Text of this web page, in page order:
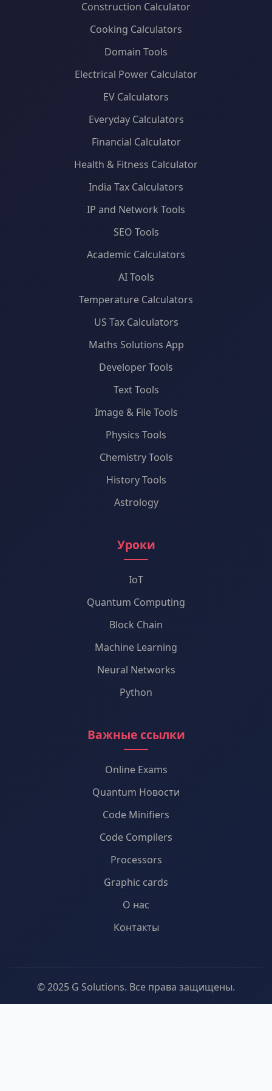
Construction Calculator
Cooking Calculators
Domain Tools
Electrical Power Calculator
EV Calculators
Everyday Calculators
Financial Calculator
Health & Fitness Calculator
India Tax Calculators
IP and Network Tools
SEO Tools
Academic Calculators
AI Tools
Temperature Calculators
US Tax Calculators
Maths Solutions App
Developer Tools
Text Tools
Image & File Tools
Physics Tools
Chemistry Tools
History Tools
Astrology
Уроки
IoT
Quantum Computing
Block Chain
Machine Learning
Neural Networks
Python
Важные ссылки
Online Exams
Quantum Новости
Code Minifiers
Code Compilers
Processors
Graphic cards
О нас
Контакты
© 2025 G Solutions. Все права защищены.